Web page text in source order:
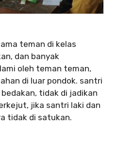
teman di kelas
dan banyak
oleh teman teman,
di luar pondok. santri
tidak di jadikan
jika santri laki dan
tidak di satukan.